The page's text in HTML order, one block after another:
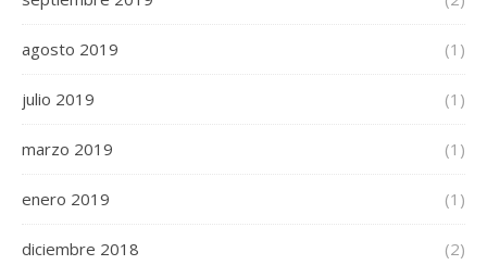
agosto 2019 (1)
julio 2019 (1)
marzo 2019 (1)
enero 2019 (1)
diciembre 2018 (2)